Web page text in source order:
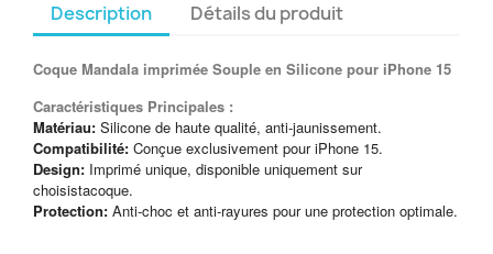
Description Détails du produit
Coque Mandala imprimée Souple en Silicone pour iPhone 15
Caractéristiques Principales :
Matériau: Silicone de haute qualité, anti-jaunissement.
Compatibilité: Conçue exclusivement pour iPhone 15.
Design: Imprimé unique, disponible uniquement sur
choisistacoque.
Protection: Anti-choc et anti-rayures pour une protection optimale.